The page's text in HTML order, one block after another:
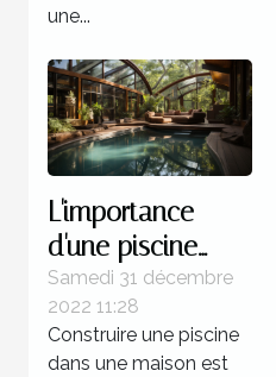
une...
L'importance
d'une piscine
dans une maison
Samedi 31 décembre
2022 11:28
Construire une piscine
dans une maison est